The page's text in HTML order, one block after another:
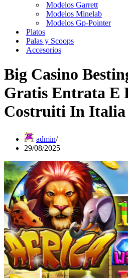
Modelos Garrett
Modelos Minelab
Modelos Gp-Pointer
Platos
Palas y Scoops
Accesorios
Big Casino
Gratis Entrata E
Costruiti In Italia
admin
29/08/2025